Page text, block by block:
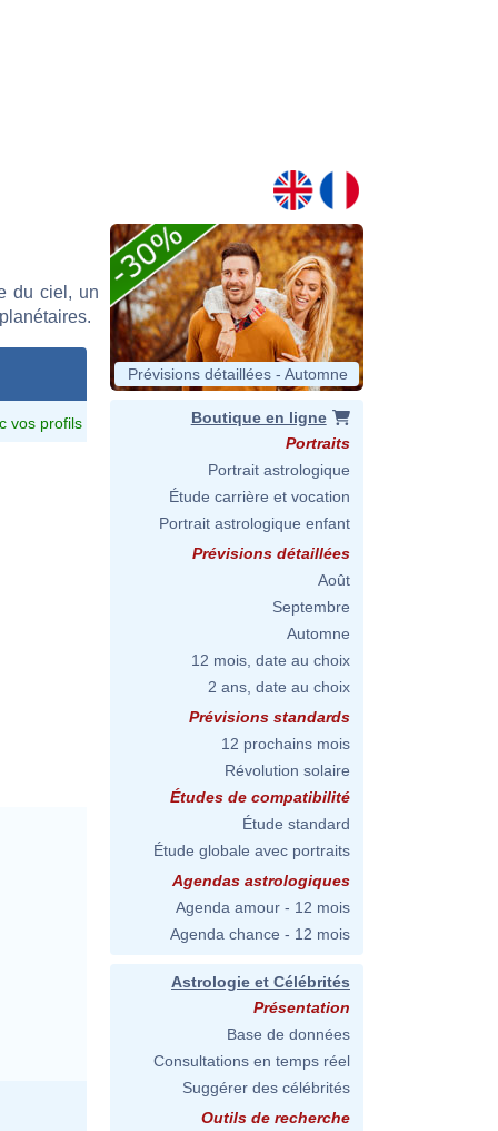
du ciel, un
vos profils
Prévisions détaillées - Automne
Boutique en ligne
Portraits
Portrait astrologique
Étude carrière et vocation
Portrait astrologique enfant
Prévisions détaillées
Août
Septembre
Automne
12 mois, date au choix
2 ans, date au choix
Prévisions standards
12 prochains mois
Révolution solaire
Études de compatibilité
Étude standard
Étude globale avec portraits
Agendas astrologiques
Agenda amour - 12 mois
Agenda chance - 12 mois
Astrologie et Célébrités
Présentation
Base de données
Consultations en temps réel
Suggérer des célébrités
Outils de recherche